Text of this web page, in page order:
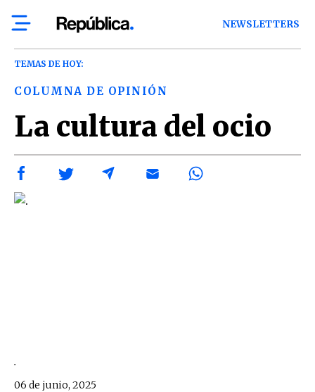
NEWSLETTERS
TEMAS DE HOY:
COLUMNA DE OPINIÓN
La cultura del ocio
.
06 de junio, 2025